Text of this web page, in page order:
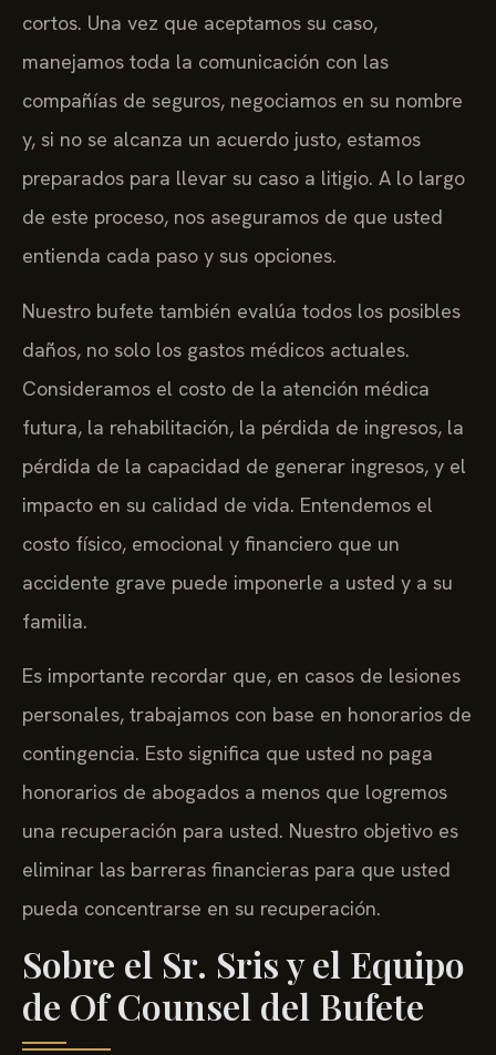
cortos. Una vez que aceptamos su caso,
manejamos toda la comunicación con las
compañías de seguros, negociamos en su nombre
y, si no se alcanza un acuerdo justo, estamos
preparados para llevar su caso a litigio. A lo largo
de este proceso, nos aseguramos de que usted
entienda cada paso y sus opciones.
Nuestro bufete también evalúa todos los posibles
daños, no solo los gastos médicos actuales.
Consideramos el costo de la atención médica
futura, la rehabilitación, la pérdida de ingresos, la
pérdida de la capacidad de generar ingresos, y el
impacto en su calidad de vida. Entendemos el
costo físico, emocional y financiero que un
accidente grave puede imponerle a usted y a su
familia.
Es importante recordar que, en casos de lesiones
personales, trabajamos con base en honorarios de
contingencia. Esto significa que usted no paga
honorarios de abogados a menos que logremos
una recuperación para usted. Nuestro objetivo es
eliminar las barreras financieras para que usted
pueda concentrarse en su recuperación.
Sobre el Sr. Sris y el Equipo
de Of Counsel del Bufete